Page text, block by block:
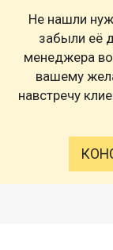
Не нашли
забыли её
менеджера
вашему
навстречу